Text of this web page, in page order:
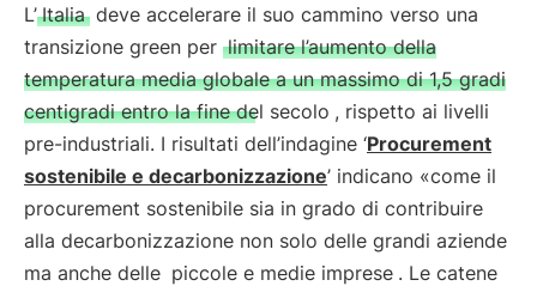
L’ Italia deve accelerare il suo cammino verso una
transizione green per limitare l’aumento della
temperatura media globale a un massimo di 1,5 gradi
centigradi entro la fine del secolo , rispetto ai livelli
pre-industriali. I risultati dell’indagine ‘Procurement
sostenibile e decarbonizzazione’ indicano «come il
procurement sostenibile sia in grado di contribuire
alla decarbonizzazione non solo delle grandi aziende
ma anche delle piccole e medie imprese . Le catene